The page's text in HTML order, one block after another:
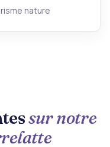
nature
sur notre